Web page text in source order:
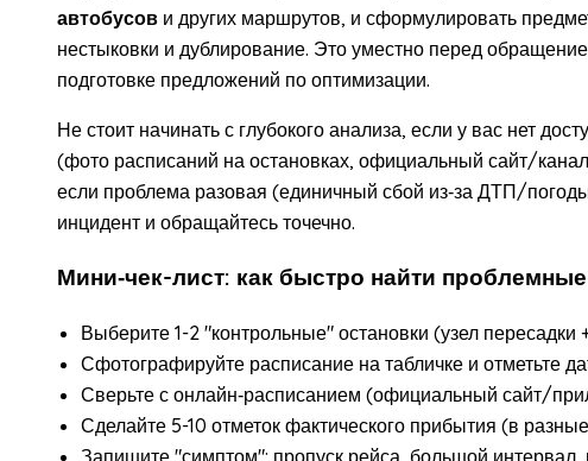
автобусов и других маршрутов, и сформулировать
нестыковки и дублирование. Это уместно перед
подготовке предложений по оптимизации.
Не стоит начинать с глубокого анализа, если у вас нет
(фото расписаний на остановках, официальный сайт/
если проблема разовая (единичный сбой из‑за ДТП/
инцидент и обращайтесь точечно.
Мини‑чек-лист: как быстро найти
Выберите 1-2 "контрольные" остановки (узел пересадки
Сфотографируйте расписание на табличке и отметьте
Сверьте с онлайн‑расписанием (официальный сайт/
Сделайте 5-10 отметок фактического прибытия (в
Запишите "симптом": пропуск рейса, большой интервал,